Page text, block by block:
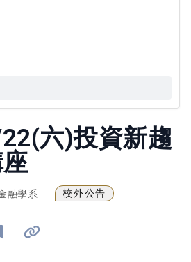
六)投資新趨
融學系
校外公告